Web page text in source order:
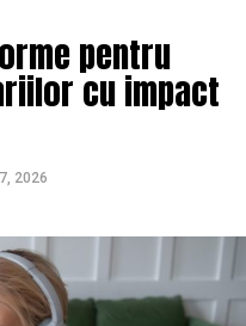
pentru
cu impact
2026